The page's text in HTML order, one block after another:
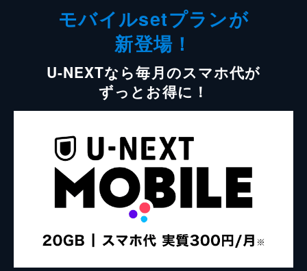
モバイルsetプランが
新登場！
U-NEXTなら毎月のスマホ代が
ずっとお得に！